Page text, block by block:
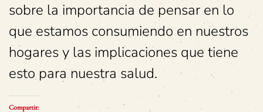
sobre la importancia de pensar en lo
que estamos consumiendo en nuestros
hogares y las implicaciones que tiene
esto para nuestra salud.
Compartir: